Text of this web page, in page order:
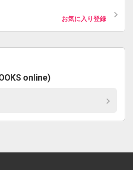
お気に入り登録
online)